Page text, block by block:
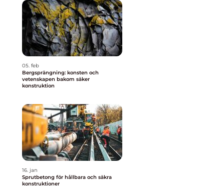
05. feb
Bergsprängning: konsten och
vetenskapen bakom säker
konstruktion
16. jan
Sprutbetong för hållbara och säkra
konstruktioner